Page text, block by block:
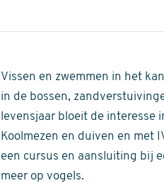
Vissen en zwemmen in het
in de bossen,
levensjaar bloeit de interesse
Koolmezen en duiven en met
een cursus en aansluiting bij
meer op vogels.